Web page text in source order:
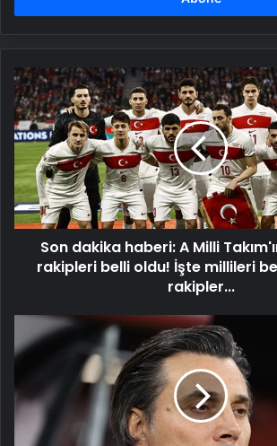
Son
dakika
haberi:
A
Takım'ın
muhtemel
rakipleri
belli
zorlu
rakipler...
Son dakika haberi: A Milli
rakipleri belli oldu! İşte millileri
rakipler...
Vincenzo
Montella'dan
açıklama:
egoist
olmam"